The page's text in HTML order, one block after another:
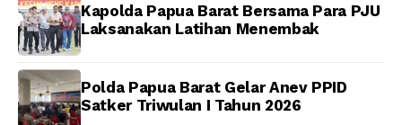
Kapolda Papua Barat Bersama Para PJU
Laksanakan Latihan Menembak
Polda Papua Barat Gelar Anev PPID
Satker Triwulan I Tahun 2026